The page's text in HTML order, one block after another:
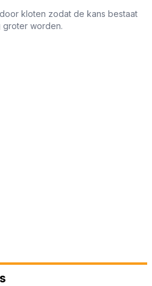
kloten zodat de kans bestaat
worden.